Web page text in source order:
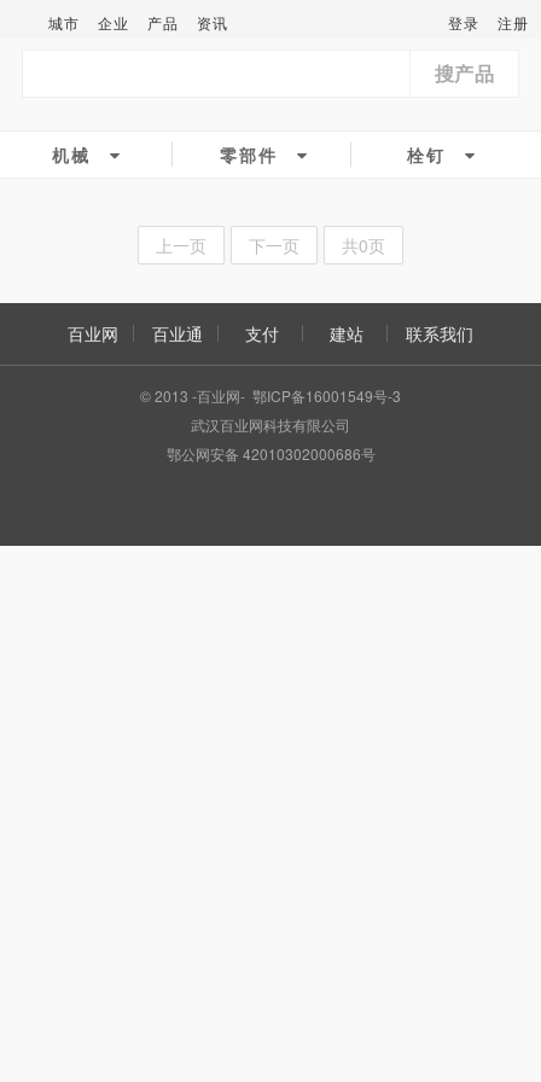
城市 企业 产品 资讯 登录 注册
搜产品
机械 零部件 栓钉
上一页 下一页 共0页
百业网 百业通 支付 建站 联系我们
© 2013 -百业网- 鄂ICP备16001549号-3
武汉百业网科技有限公司
鄂公网安备 42010302000686号